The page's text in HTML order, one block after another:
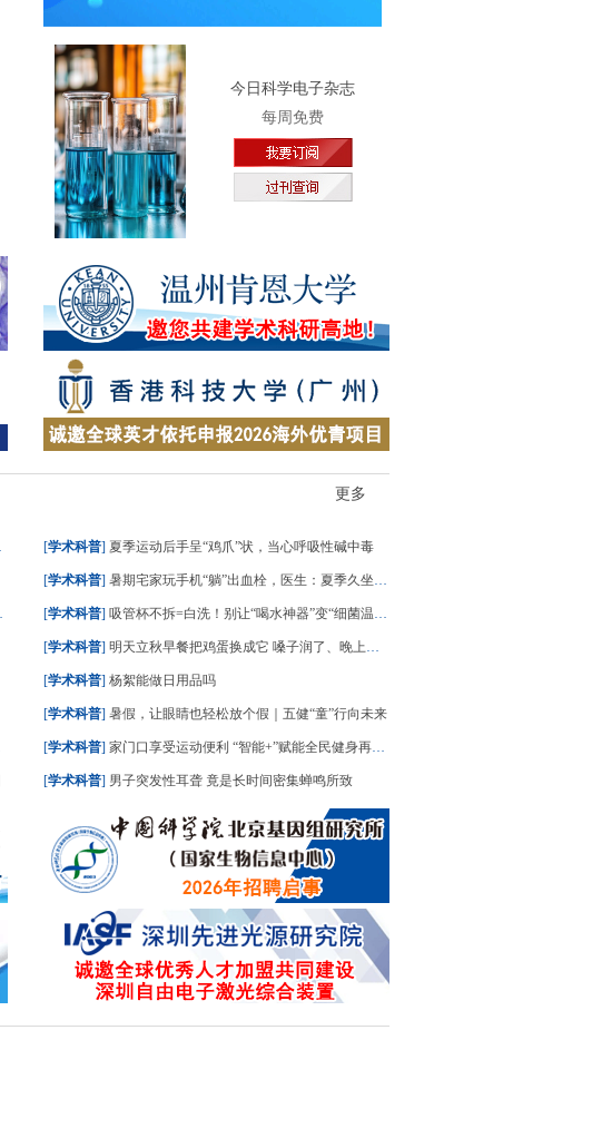
今日科学电子杂志
每周免费
更多
[学术科普] 夏季运动后手呈“鸡爪”状，当心呼吸性碱中毒
[学术科普] 暑期宅家玩手机“躺”出血栓，医生：夏季久坐风险高
[学术科普] 吸管杯不拆=白洗！别让“喝水神器”变“细菌温床”
[学术科普] 明天立秋早餐把鸡蛋换成它 嗓子润了、晚上睡踏实了
[学术科普] 杨絮能做日用品吗
[学术科普] 暑假，让眼睛也轻松放个假｜五健“童”行向未来
[学术科普] 家门口享受运动便利 “智能+”赋能全民健身再升级
[学术科普] 男子突发性耳聋 竟是长时间密集蝉鸣所致